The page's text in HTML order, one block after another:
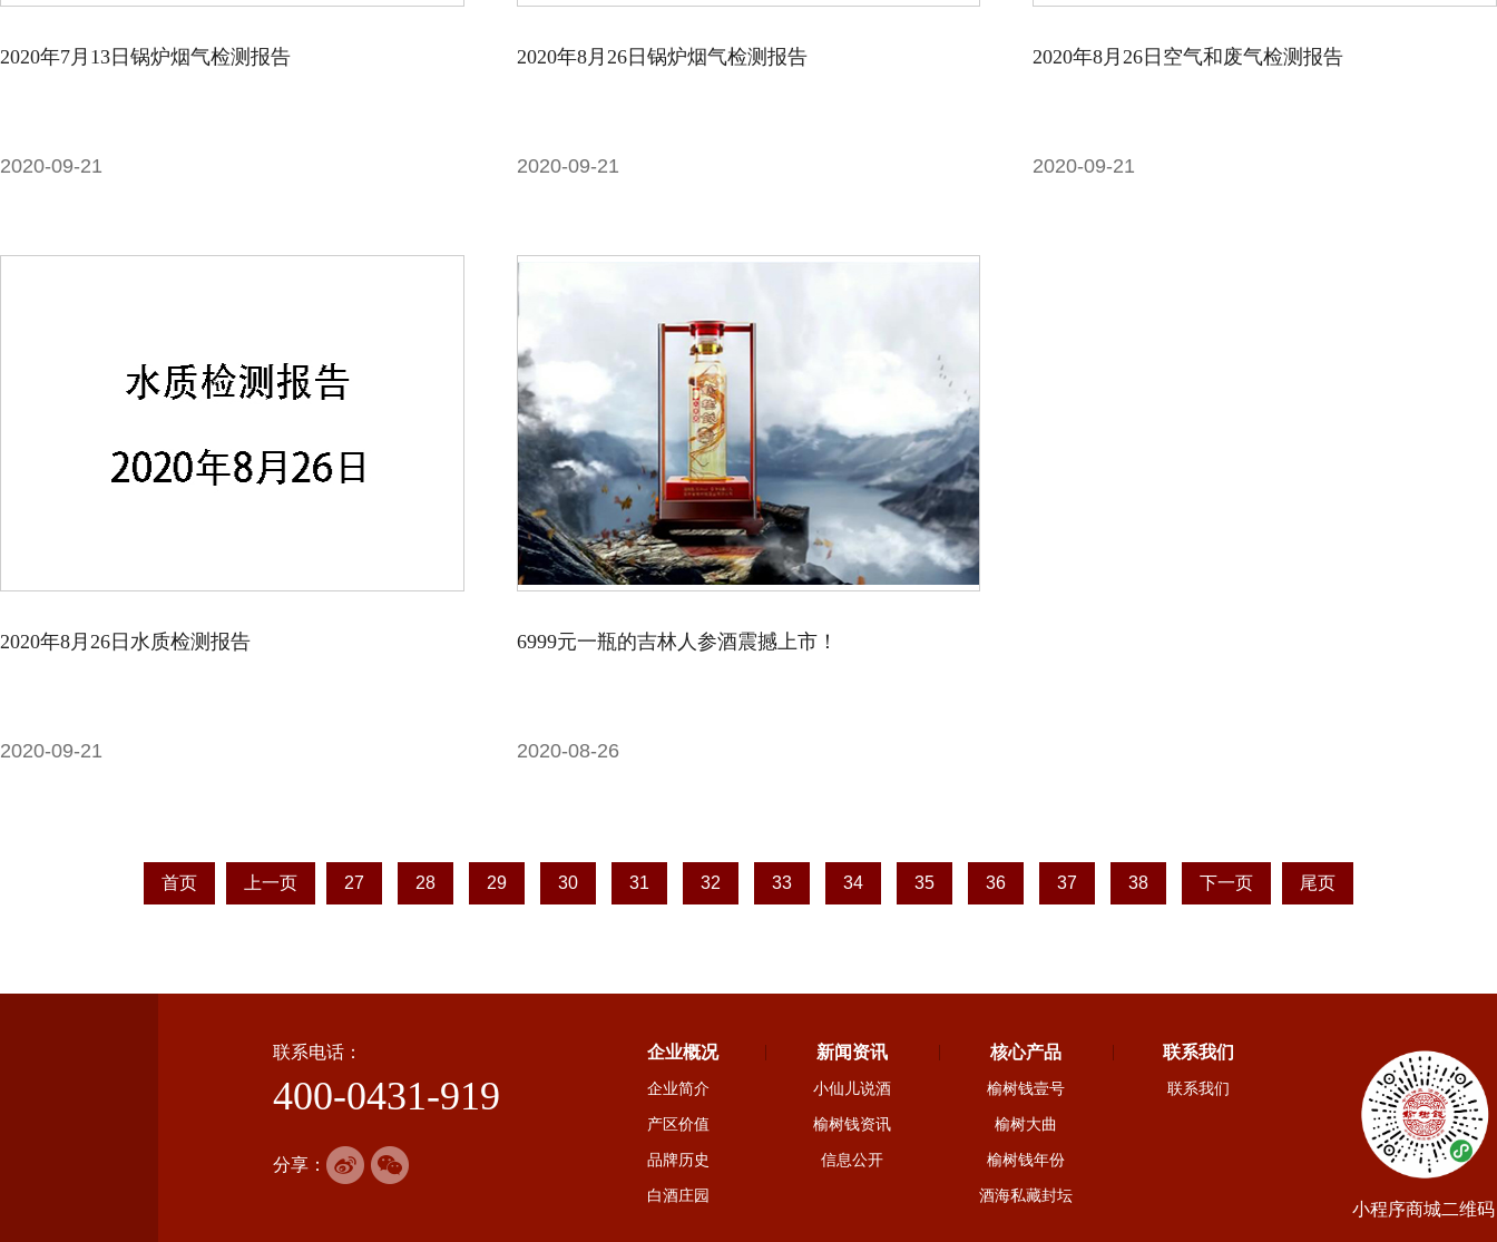
2020年7月13日锅炉烟气检测报告
2020-09-21
2020年8月26日锅炉烟气检测报告
2020-09-21
2020年8月26日空气和废气检测报告
2020-09-21
2020年8月26日水质检测报告
2020-09-21
6999元一瓶的吉林人参酒震撼上市！
2020-08-26
首页 上一页 27 28 29 30 31 32 33 34 35 36 37 38 下一页 尾页
联系电话：
400-0431-919
分享：
企业概况
企业简介
产区价值
品牌历史
白酒庄园
新闻资讯
小仙儿说酒
榆树钱资讯
信息公开
核心产品
榆树钱壹号
榆树大曲
榆树钱年份
酒海私藏封坛
联系我们
联系我们
小程序商城二维码